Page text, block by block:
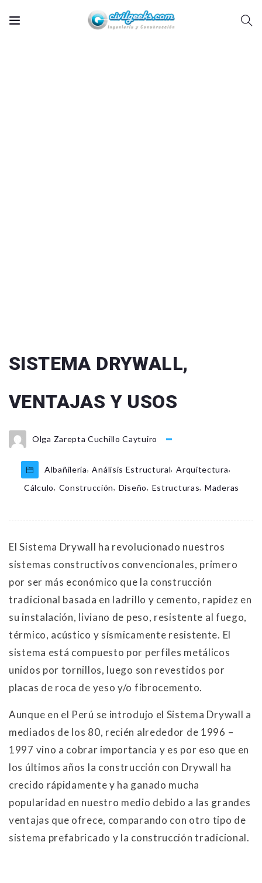
SISTEMA DRYWALL,
VENTAJAS Y USOS
Olga Zarepta Cuchillo Caytuiro
Albañilería, Análisis Estructural, Arquitectura,
Cálculo, Construcción, Diseño, Estructuras, Maderas
El Sistema Drywall ha revolucionado nuestros
sistemas constructivos convencionales, primero
por ser más económico que la construcción
tradicional basada en ladrillo y cemento, rapidez en
su instalación, liviano de peso, resistente al fuego,
térmico, acústico y sísmicamente resistente. El
sistema está compuesto por perfiles metálicos
unidos por tornillos, luego son revestidos por
placas de roca de yeso y/o fibrocemento.
Aunque en el Perú se introdujo el Sistema Drywall a
mediados de los 80, recién alrededor de 1996 –
1997 vino a cobrar importancia y es por eso que en
los últimos años la construcción con Drywall ha
crecido rápidamente y ha ganado mucha
popularidad en nuestro medio debido a las grandes
ventajas que ofrece, comparando con otro tipo de
sistema prefabricado y la construcción tradicional.